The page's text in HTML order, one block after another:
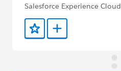
Salesforce Experience
Aggiunto ai preferiti
Aggiungi a Trailmix